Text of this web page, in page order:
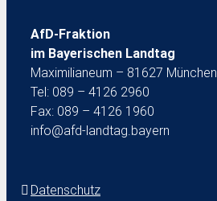
AfD-Fraktion
im Bayerischen Landtag
Maximilianeum – 81627 München
Tel: 089 – 4126 2960
Fax: 089 – 4126 1960
info@afd-landtag.bayern
Datenschutz